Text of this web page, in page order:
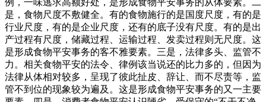
例，一味逃求高额好处，是形成食物平安事务的从体要素。二
是，食物尺度不敷健全。有的食物施行的是国度尺度，有的是
行业尺度，有的是企业尺度，还有的底子没有尺度。有的是出
产过程有尺度，储藏过程、运输过程、发卖过程则无尺度。这
是形成食物平安事务的客不雅要素。三是，法律多头、监管不
力。相关食物平安的法令、律例该当说还的比力多的，但因为
法律从体相对较多，呈现了彼此扯皮、辞让、而不尽责等，监
管不到位的现象较为遍及。这是形成食物平安事务的又一主要